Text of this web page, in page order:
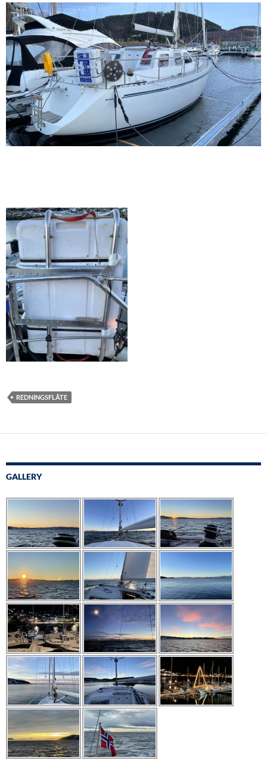
REDNINGSFLÅTE
GALLERY